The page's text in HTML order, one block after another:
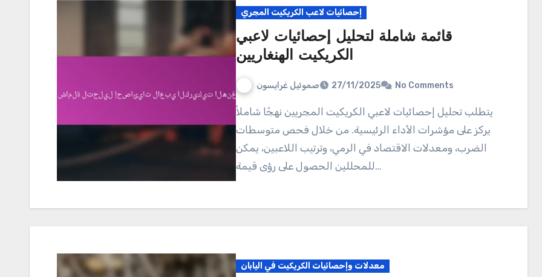
إحصائيات لاعب الكريكيت المجري
قائمة شاملة لتحليل إحصائيات لاعبي
الكريكيت الهنغاريين
صموئيل غرايسون 27/11/2025 No Comments
يتطلب تحليل إحصائيات لاعبي الكريكيت المجريين نهجًا شاملاً
يركز على مؤشرات الأداء الرئيسية. من خلال فحص متوسطات
الضرب، ومعدلات الاقتصاد في الرمي، وترتيب اللاعبين، يمكن
للمحللين الحصول على رؤى قيمة…
معدلات وإحصائيات الكريكيت في اليابان